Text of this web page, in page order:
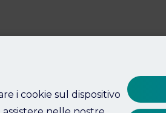
i cookie sul dispositivo